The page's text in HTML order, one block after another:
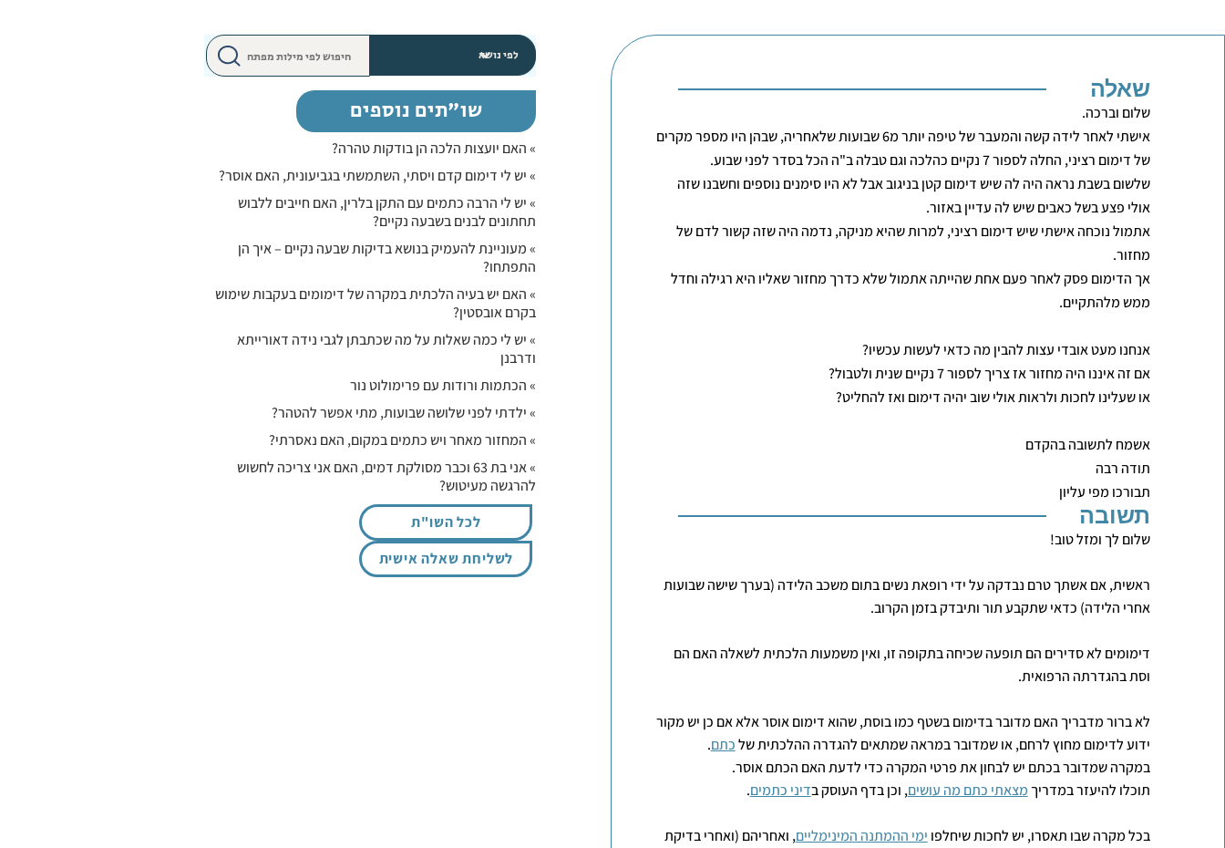
שאלה
שלום וברכה.
אישתי לאחר לידה קשה והמעבר של טיפה יותר מ6 שבועות שלאחריה, שבהן היו מספר מקרים
של דימום רציני, החלה לספור 7 נקיים כהלכה וגם טבלה ב"ה הכל בסדר לפני שבוע.
שלשום בשבת נראה היה לה שיש דימום קטן בניגוב אבל לא היו סימנים נוספים וחשבנו שזה
אולי פצע בשל כאבים שיש לה עדיין באזור.
אתמול נוכחה אישתי שיש דימום רציני, למרות שהיא מניקה, נדמה היה שזה קשור לדם של
מחזור.
אך הדימום פסק לאחר פעם אחת שהייתה אתמול שלא כדרך מחזור שאליו היא רגילה וחדל
ממש מלהתקיים.
אנחנו מעט אובדי עצות להבין מה כדאי לעשות עכשיו?
אם זה איננו היה מחזור אז צריך לספור 7 נקיים שנית ולטבול?
או שעלינו לחכות ולראות אולי שוב יהיה דימום ואז להחליט?
אשמח לתשובה בהקדם
תודה רבה
תבורכו מפי עליון
תשובה
שלום לך ומזל טוב!
ראשית, אם אשתך טרם נבדקה על ידי רופאת נשים בתום משכב הלידה (בערך שישה שבועות
אחרי הלידה) כדאי שתקבע תור ותיבדק בזמן הקרוב.
דימומים לא סדירים הם תופעה שכיחה בתקופה זו, ואין משמעות הלכתית לשאלה האם הם
וסת בהגדרתה הרפואית.
לא ברור מדבריך האם מדובר בדימום בשטף כמו בוסת, שהוא דימום אוסר אלא אם כן יש מקור
ידוע לדימום מחוץ לרחם, או שמדובר במראה שמתאים להגדרה ההלכתית שלכתם.
במקרה שמדובר בכתם יש לבחון את פרטי המקרה כדי לדעת האם הכתם אוסר.
תוכלו להיעזר במדריךמצאתי כתם מה עושים, וכן בדף העוסק בדיני כתמים.
בכל מקרה שבו תאסרו, יש לחכות שיחלפו ימי ההמתנה המינימליים, ואחריהם (ואחרי בדיקת
שו"תים נוספים
» האם יועצות הלכה הן בודקות טהרה?
» יש לי דימום קדם ויסתי, השתמשתי בגביעונית, האם אוסר?
» יש לי הרבה כתמים עם התקן בלרין, האם חייבים ללבוש
תחתונים לבנים בשבעה נקיים?
» מעוניינת להעמיק בנושא בדיקות שבעה נקיים – איך הן
התפתחו?
» האם יש בעיה הלכתית במקרה של דימומים בעקבות שימוש
בקרם אובסטין?
» יש לי כמה שאלות על מה שכתבתן לגבי נידה דאורייתא
ודרבנן
» הכתמות ורודות עם פרימולוט נור
» ילדתי לפני שלושה שבועות, מתי אפשר להטהר?
» המחזור מאחר ויש כתמים במקום, האם נאסרתי?
» אני בת 63 וכבר מסולקת דמים, האם אני צריכה לחשוש
להרגשה מעיטוש?
לכל השו"ת
לשליחת שאלה אישית